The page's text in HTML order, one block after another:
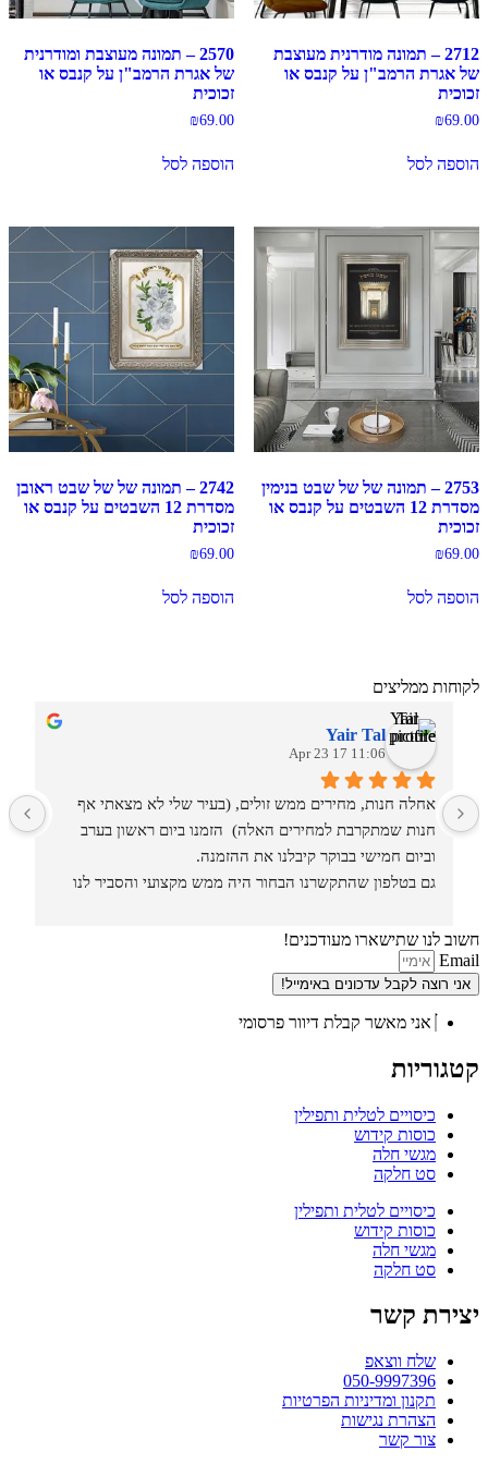
2712 – תמונה מודרנית מעוצבת
של אגרת הרמב"ן על קנבס או
זכוכית
₪69.00
הוספה לסל
2570 – תמונה מעוצבת ומודרנית
של אגרת הרמב"ן על קנבס או
זכוכית
₪69.00
הוספה לסל
2753 – תמונה של של שבט בנימין
מסדרת 12 השבטים על קנבס או
זכוכית
₪69.00
הוספה לסל
2742 – תמונה של של שבט ראובן
מסדרת 12 השבטים על קנבס או
זכוכית
₪69.00
הוספה לסל
לקוחות ממליצים
Yair Tal
11:06 17 Apr 23
וביום חמישי בבוקר קיבלנו את ההזמנה.
חשוב לנו שתישארו מעודכנים!
Email
אני רוצה לקבל עדכונים באימייל!
אני מאשר קבלת דיוור פרסומי
קטגוריות
כיסויים לטלית ותפילין
כוסות קידוש
מגשי חלה
סט חלקה
כיסויים לטלית ותפילין
כוסות קידוש
מגשי חלה
סט חלקה
יצירת קשר
שלח ווצאפ
050-9997396
תקנון ומדיניות הפרטיות
הצהרת נגישות
צור קשר